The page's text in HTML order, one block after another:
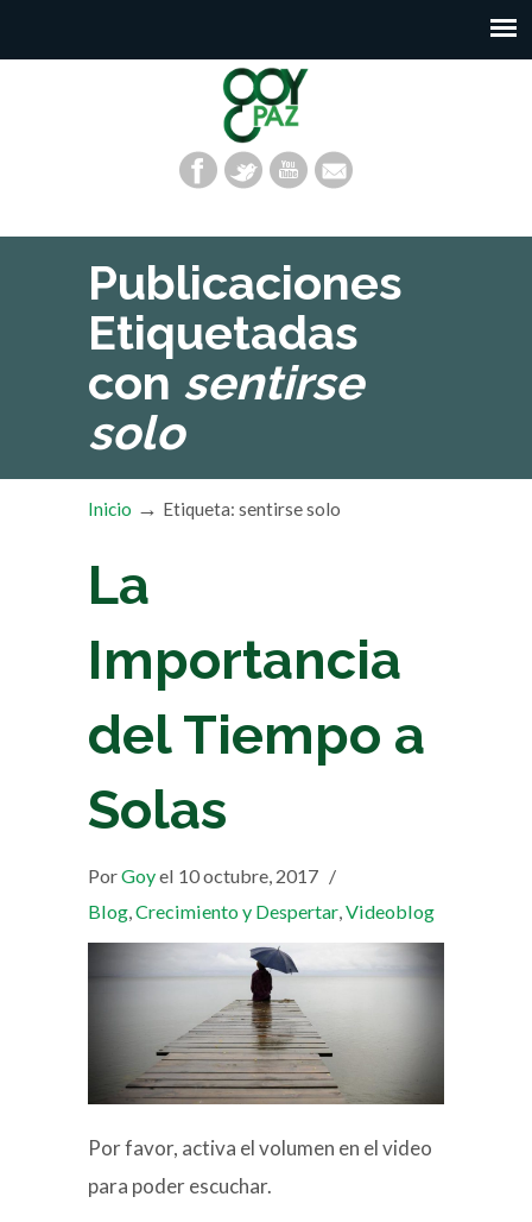
Publicaciones
Etiquetadas
con sentirse
solo
Inicio → Etiqueta: sentirse solo
La
Importancia
del Tiempo a
Solas
PorGoyel 10 octubre, 2017 /
Blog,Crecimiento y Despertar,Videoblog
Por favor, activa el volumen en el video
para poder escuchar.